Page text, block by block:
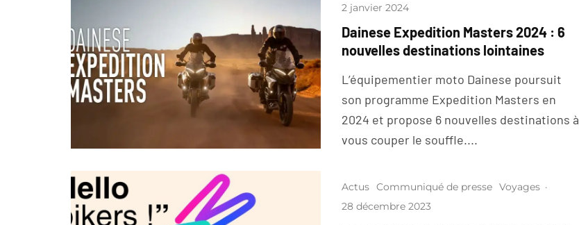
2 janvier 2024
Dainese Expedition Masters 2024 : 6
nouvelles destinations lointaines
L’équipementier moto Dainese poursuit
son programme Expedition Masters en
2024 et propose 6 nouvelles destinations à
vous couper le souffle....
Actus Communiqué de presse Voyages ·
28 décembre 2023